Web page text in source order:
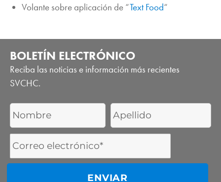
Volante sobre aplicación de “Text Food“
BOLETÍN ELECTRÓNICO
Reciba las noticias e información más recientes
SVCHC.
First
Name
Last
Name
Email
Address